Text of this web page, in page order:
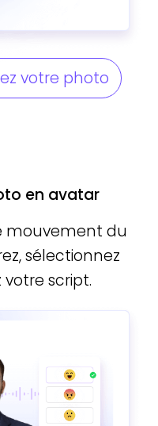
votre photo
en avatar
mouvement du
sélectionnez
votre script.